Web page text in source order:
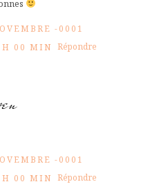
-0001
H 00 MIN Répondre
-0001
H 00 MIN Répondre